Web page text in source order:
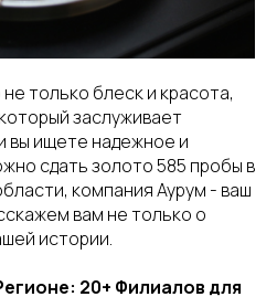
только блеск и красота,
заслуживает
вы ищете надежное и
сдать золото 585 пробы в
компания Аурум - ваш
вам не только о
истории.
20+ Филиалов для